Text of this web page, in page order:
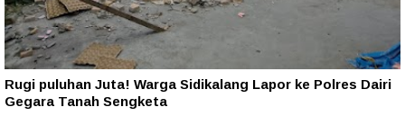
Rugi puluhan Juta! Warga Sidikalang Lapor ke Polres Dairi
Gegara Tanah Sengketa